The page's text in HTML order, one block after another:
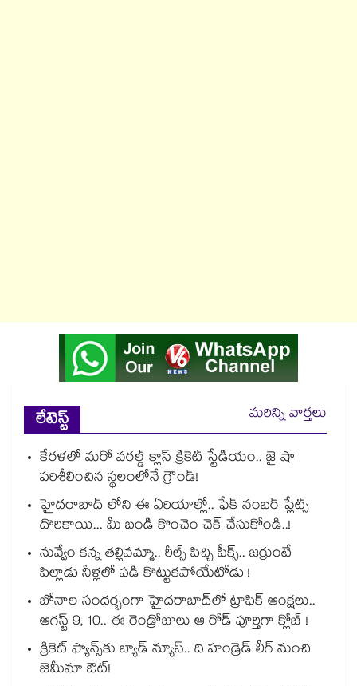
లేటెస్ట్
మరిన్ని వార్తలు
కేరళలో మరో వరల్డ్ క్లాస్ క్రికెట్ స్టేడియం.. జై షా
పరిశీలించిన స్థలంలోనే గ్రౌండ్!
హైదరాబాద్ లోని ఈ ఏరియాల్లో.. ఫేక్ నంబర్ ప్లేట్స్
దొరికాయి... మీ బండి కొంచెం చెక్ చేసుకోండి..!
నువ్వేం కన్న తల్లివమ్మా.. రీల్స్ పిచ్చి పీక్స్.. జర్రుంటే
పిల్లాడు నీళ్లలో పడి కొట్టుకపోయేటోడు !
బోనాల సందర్భంగా హైదరాబాద్‌లో ట్రాఫిక్ ఆంక్షలు..
ఆగస్ట్ 9, 10.. ఈ రెండ్రోజులు ఆ రోడ్ పూర్తిగా క్లోజ్ !
క్రికెట్ ఫ్యాన్స్‌కు బ్యాడ్ న్యూస్.. ది హండ్రెడ్ లీగ్ నుంచి
జెమీమా ఔట్!